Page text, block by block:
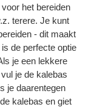
het bereiden
terere. Je kunt
- dit maakt
de perfecte optie
je een lekkere
je de kalebas
je daarentegen
kalebas en giet